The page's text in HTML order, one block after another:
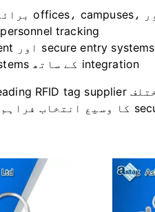
Attendance اور personnel tracking
Asset management اور secure entry systems
موجودہ RFID systems کے ساتھ integration